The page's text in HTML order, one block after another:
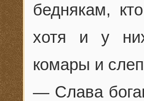
беднякам,
хотя и у
комары и
— Слава